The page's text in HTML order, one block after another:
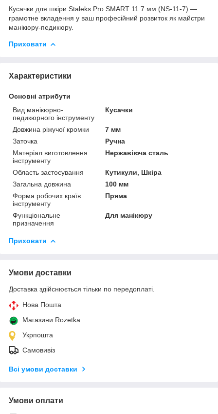
Кусачки для шкіри Staleks Pro SMART 11 7 мм (NS-11-7) —
грамотне вкладення у ваш професійний розвиток як майстри
манікюру-педикюру.
Приховати
Характеристики
Основні атрибути
Вид манікюрно-
педикюрного інструменту
Кусачки
Довжина ріжучої кромки
7 мм
Заточка
Ручна
Матеріал виготовлення
інструменту
Нержавіюча сталь
Область застосування
Кутикули, Шкіра
Загальна довжина
100 мм
Форма робочих країв
інструменту
Пряма
Функціональне
призначення
Для манікюру
Приховати
Умови доставки
Доставка здійснюється тільки по передоплаті.
Нова Пошта
Магазини Rozetka
Укрпошта
Самовивіз
Всі умови доставки
Умови оплати